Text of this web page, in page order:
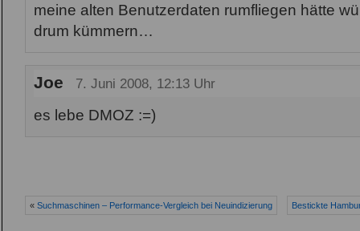
meine alten Benutzerdaten rumfliegen hätte
drum kümmern…
Joe 7. Juni 2008, 12:13 Uhr
es lebe DMOZ :=)
« Suchmaschinen – Performance-Vergleich bei Neuindizierung Bestickte